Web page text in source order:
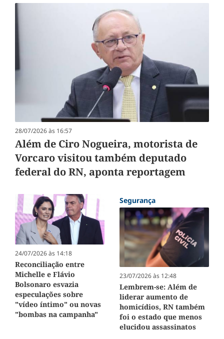
28/07/2026 às 16:57
Além de Ciro Nogueira, motorista de
Vorcaro visitou também deputado
federal do RN, aponta reportagem
24/07/2026 às 14:18
Reconciliação entre
Michelle e Flávio
Bolsonaro esvazia
especulações sobre
"vídeo íntimo" ou novas
"bombas na campanha"
Segurança
23/07/2026 às 12:48
Lembrem-se: Além de
liderar aumento de
homicídios, RN também
foi o estado que menos
elucidou assassinatos